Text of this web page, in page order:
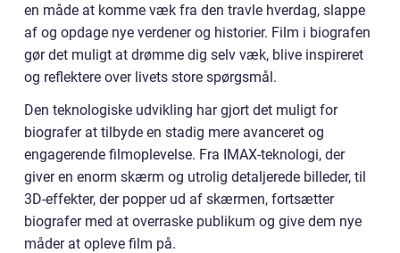
en måde at komme væk fra den travle hverdag, slappe
af og opdage nye verdener og historier. Film i biografen
gør det muligt at drømme dig selv væk, blive inspireret
og reflektere over livets store spørgsmål.
Den teknologiske udvikling har gjort det muligt for
biografer at tilbyde en stadig mere avanceret og
engagerende filmoplevelse. Fra IMAX-teknologi, der
giver en enorm skærm og utrolig detaljerede billeder, til
3D-effekter, der popper ud af skærmen, fortsætter
biografer med at overraske publikum og give dem nye
måder at opleve film på.